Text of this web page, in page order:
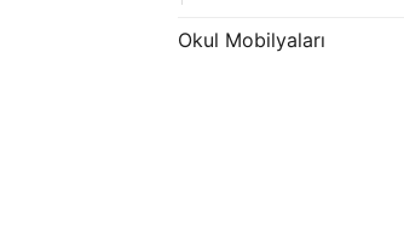
Okul Mobilyaları